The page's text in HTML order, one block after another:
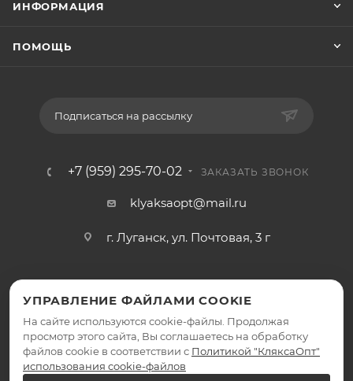
ИНФОРМАЦИЯ
ПОМОЩЬ
Подписаться на рассылку
+7 (959) 295-70-02 ЗАКАЗАТЬ ЗВОНОК
klyaksaopt@mail.ru
г. Луганск, ул. Почтовая, 3 г
2026 © КляксаОпт - интернет-магазин
УПРАВЛЕНИЕ ФАЙЛАМИ COOKIE
На сайте используются cookie-файлы. Продолжая
просмотр этого сайта, Вы соглашаетесь на обработку
файлов cookie в соответствии с Политикой "КляксаОпт"
использования cookie-файлов